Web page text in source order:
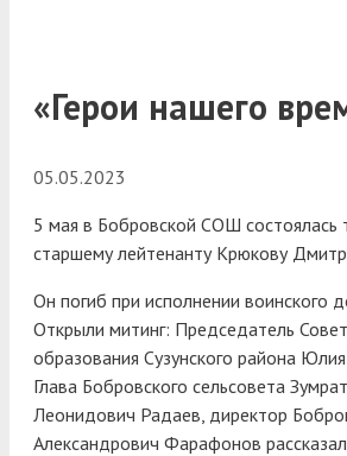
«Герои нашего
05.05.2023
5 мая в Бобровской СОШ состоялась
старшему лейтенанту Крюкову
Он погиб при исполнении воинского
Открыли митинг: Председатель
образования Сузунского района
Глава Бобровского сельсовета
Леонидович Радаев, директор
Александрович Фарафонов